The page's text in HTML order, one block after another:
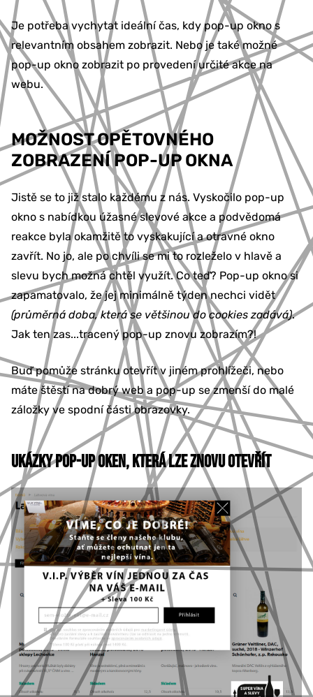
Je potřeba vychytat ideální čas, kdy pop-up okno s
relevantním obsahem zobrazit. Nebo je také možné
pop-up okno zobrazit po provedení určité akce na
webu.
MOŽNOST OPĚTOVNÉHO
ZOBRAZENÍ POP-UP OKNA
Jistě se to již stalo každému z nás. Vyskočilo pop-up
okno s nabídkou úžasné slevové akce a podvědomá
reakce byla okamžitě to vyskakující a otravné okno
zavřít. No jo, ale po chvíli se mi to rozleželo v hlavě a
slevu bych možná chtěl využít. Co teď? Pop-up okno si
zapamatovalo, že jej minimálně týden nechci vidět
(průměrná doba, která se většinou do cookies zadává).
Jak ten zas...tracený pop-up znovu zobrazím?!
Buď pomůže stránku otevřít v jiném prohlížeči, nebo
máte štěstí na dobrý web a pop-up se zmenší do malé
záložky ve spodní části obrazovky.
UKÁZKY POP-UP OKEN, KTERÁ LZE ZNOVU OTEVŘÍT